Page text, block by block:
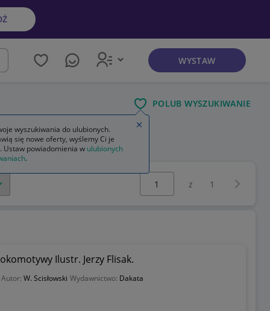
WYSTAW
POLUB WYSZUKIWANIE
Wybierz stronę:
z 1
Ilustr. Jerzy Flisak.
Autor: W. Scisłowski Wydawnictwo: Dakata
wyszukiwania do ulubionych.
się nowe oferty, wyślemy Ci je
Ustaw powiadomienia w ulubionych
.
Zamknij wskazówkę